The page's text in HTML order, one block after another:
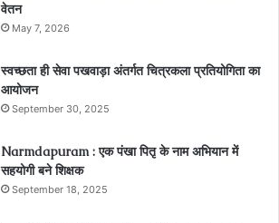
वेतन
May 7, 2026
स्वच्छता ही सेवा पखवाड़ा अंतर्गत चित्रकला प्रतियोगिता का
आयोजन
September 30, 2025
Narmdapuram : एक पंखा पितृ के नाम अभियान में
सहयोगी बने शिक्षक
September 18, 2025